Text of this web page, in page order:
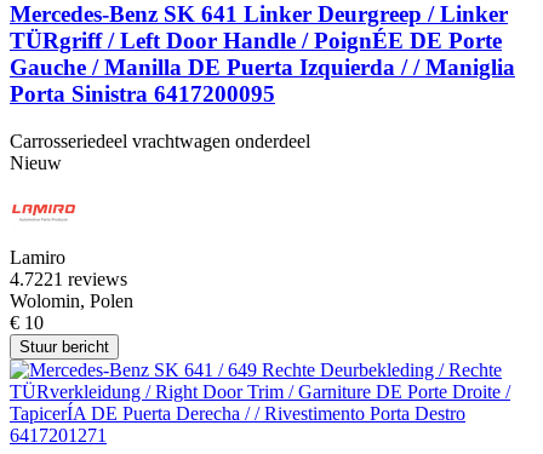
Mercedes-Benz SK 641 Linker Deurgreep / Linker
TÜRgriff / Left Door Handle / PoignÉE DE Porte
Gauche / Manilla DE Puerta Izquierda / / Maniglia
Porta Sinistra 6417200095
Carrosseriedeel vrachtwagen onderdeel
Nieuw
Lamiro
4.7221 reviews
Wolomin, Polen
€ 10
Stuur bericht